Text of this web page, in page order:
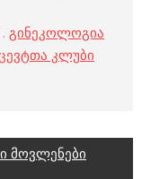
გინეკოლოგია
კლუბი
მოვლენები